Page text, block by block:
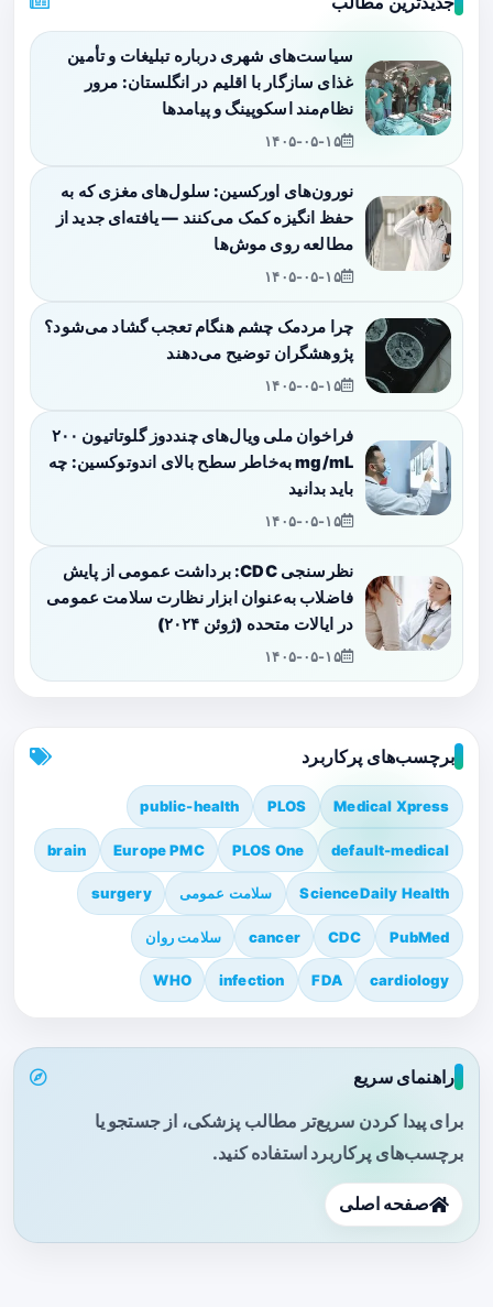
سیاست‌های شهری درباره تبلیغات و تأمین
غذای سازگار با اقلیم در انگلستان: مرور
نظام‌مند اسکوپینگ و پیامدها
۱۴۰۵-۰۵-۱۵
نورون‌های اورکسین: سلول‌های مغزی که به
حفظ انگیزه کمک می‌کنند — یافته‌ای جدید از
مطالعه روی موش‌ها
۱۴۰۵-۰۵-۱۵
چرا مردمک چشم هنگام تعجب گشاد می‌شود؟
پژوهشگران توضیح می‌دهند
۱۴۰۵-۰۵-۱۵
فراخوان ملی ویال‌های چنددوز گلوتاتیون ۲۰۰
mg/mL به‌خاطر سطح بالای اندوتوکسین: چه
باید بدانید
۱۴۰۵-۰۵-۱۵
نظرسنجی CDC: برداشت عمومی از پایش
فاضلاب به‌عنوان ابزار نظارت سلامت عمومی
در ایالات متحده (ژوئن ۲۰۲۴)
۱۴۰۵-۰۵-۱۵
برچسب‌های پرکاربرد
Medical Xpress
PLOS
public-health
default-medical
PLOS One
Europe PMC
brain
ScienceDaily Health سلامت عمومی surgery
PubMed
CDC
cancer سلامت روان
cardiology
FDA
infection
WHO
راهنمای سریع
برای پیدا کردن سریع‌تر مطالب پزشکی، از جستجو یا
برچسب‌های پرکاربرد استفاده کنید.
صفحه اصلی